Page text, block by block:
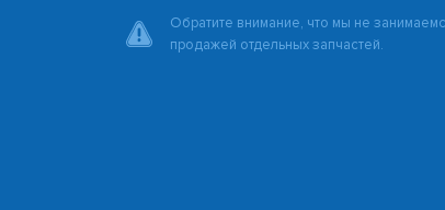
Обратите внимание, что мы не
продажей отдельных запчастей.